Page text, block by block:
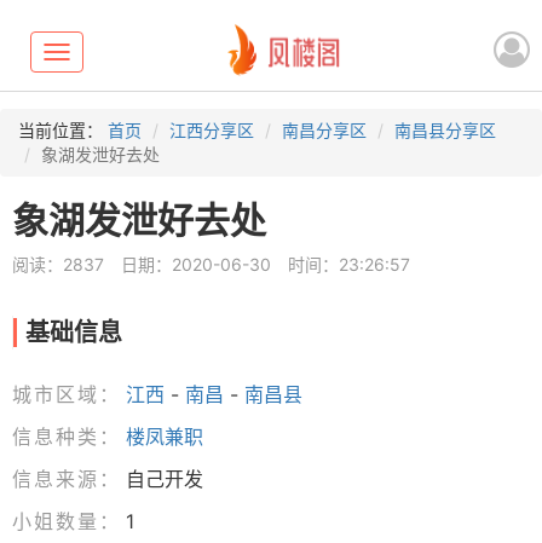
Toggle
navigation
当前位置： 首页 江西分享区 南昌分享区
南昌县分享区
象湖发泄好去处
象湖发泄好去处
阅读：2837 日期：2020-06-30 时间：23:26:57
基础信息
城市区域： 江西 - 南昌 - 南昌县
信息种类：
楼凤兼职
信息来源：
自己开发
小姐数量：
1